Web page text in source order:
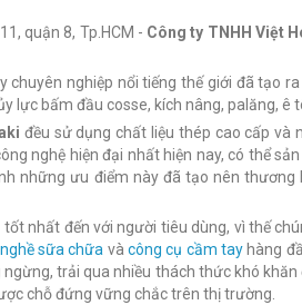
quận 8, Tp.HCM - Công ty TNHH Việt
chuyên nghiệp nổi tiếng thế giới đã tạo
bấm đầu cosse, kích nâng, palăng, ê
đều sử dụng chất liệu thép cao cấp và
nghệ hiện đại nhất hiện nay, có thể
những ưu điểm này đã tạo nên thương
nhất đến với người tiêu dùng, vì thế
sữa chữa và công cụ cầm tayhàng
trải qua nhiều thách thức khó
chỗ đứng vững chắc trên thị trường.